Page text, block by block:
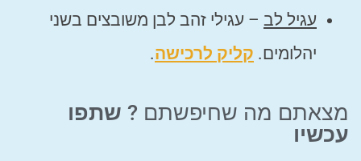
עגיל לב – עגילי זהב לבן משובצים בשני
יהלומים. קליק לרכישה.
מצאתם מה שחיפשתם ? שתפו
עכשיו